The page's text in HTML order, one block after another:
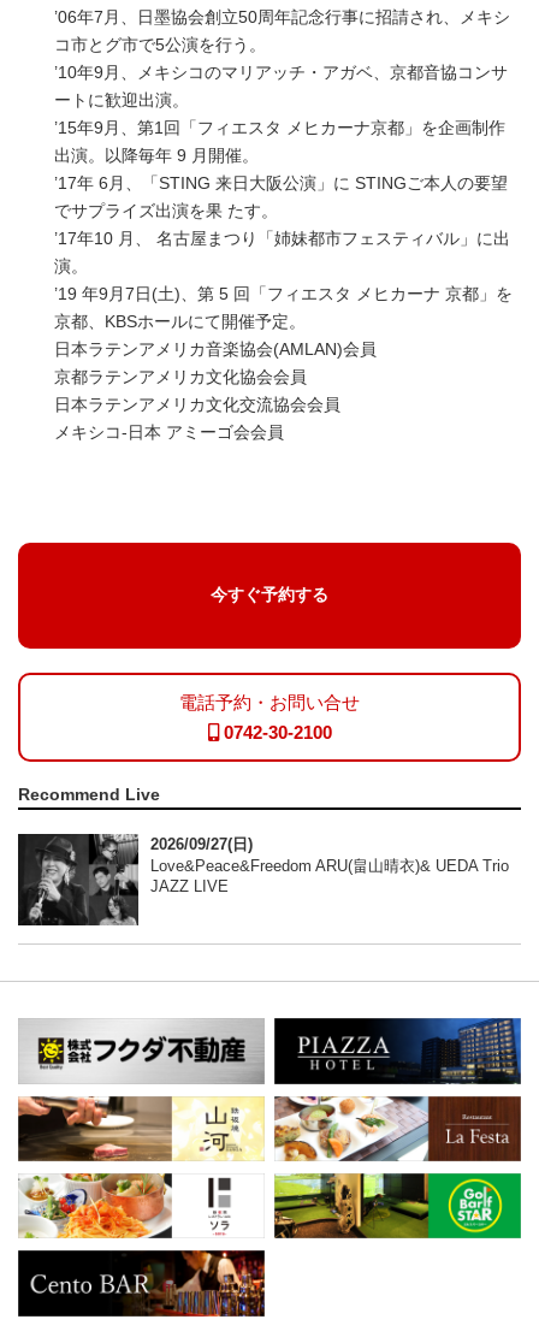
’06年7月、日墨協会創立50周年記念行事に招請され、メキシ
コ市とグ市で5公演を行う。
’10年9月、メキシコのマリアッチ・アガベ、京都音協コンサ
ートに歓迎出演。
’15年9月、第1回「フィエスタ メヒカーナ京都」を企画制作
出演。以降毎年 9 月開催。
’17年 6月、「STING 来日大阪公演」に STINGご本人の要望
でサプライズ出演を果 たす。
’17年10 月、 名古屋まつり「姉妹都市フェスティバル」に出
演。
’19 年9月7日(土)、第 5 回「フィエスタ メヒカーナ 京都」を
京都、KBSホールにて開催予定。
日本ラテンアメリカ音楽協会(AMLAN)会員
京都ラテンアメリカ文化協会会員
日本ラテンアメリカ文化交流協会会員
メキシコ-日本 アミーゴ会会員
今すぐ予約する
電話予約・お問い合せ
0742-30-2100
Recommend Live
2026/09/27(日)
Love&Peace&Freedom ARU(畠山晴衣)& UEDA Trio
JAZZ LIVE